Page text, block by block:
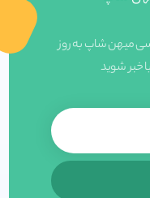
میهن شاپ به روز
خبر شوید